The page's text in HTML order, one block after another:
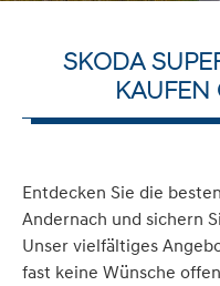
SKODA
KAUFEN
Entdecken Sie die
Andernach und sichern
Unser vielfältiges
fast keine Wünsche